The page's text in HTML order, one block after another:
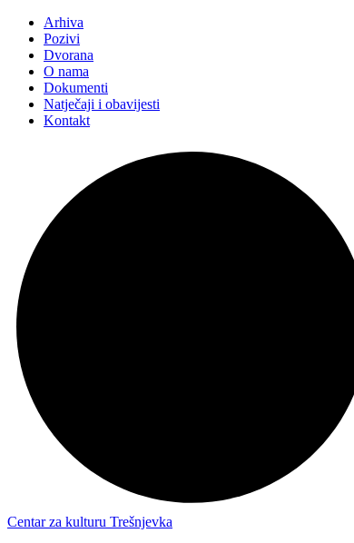
Arhiva
Pozivi
Dvorana
O nama
Dokumenti
Natječaji i obavijesti
Kontakt
Centar za kulturu Trešnjevka